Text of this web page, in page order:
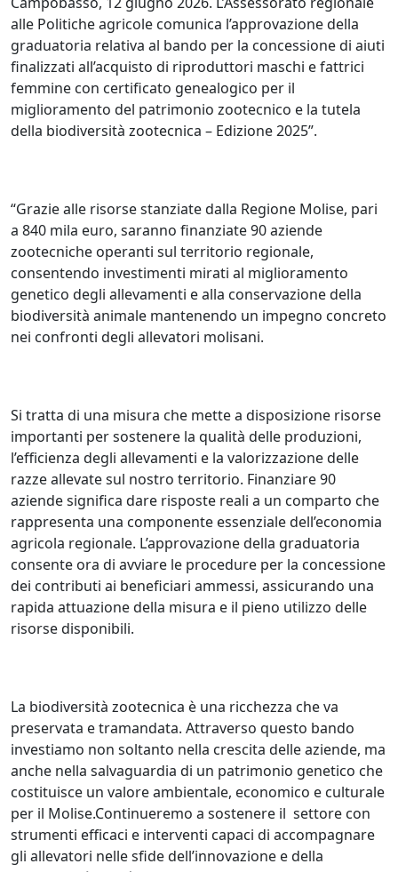
alle Politiche agricole comunica l’approvazione della
graduatoria relativa al bando per la concessione di aiuti
finalizzati all’acquisto di riproduttori maschi e fattrici
femmine con certificato genealogico per il
miglioramento del patrimonio zootecnico e la tutela
della biodiversità zootecnica – Edizione 2025”.
“Grazie alle risorse stanziate dalla Regione Molise, pari
a 840 mila euro, saranno finanziate 90 aziende
zootecniche operanti sul territorio regionale,
consentendo investimenti mirati al miglioramento
genetico degli allevamenti e alla conservazione della
biodiversità animale mantenendo un impegno concreto
nei confronti degli allevatori molisani.
Si tratta di una misura che mette a disposizione risorse
importanti per sostenere la qualità delle produzioni,
l’efficienza degli allevamenti e la valorizzazione delle
razze allevate sul nostro territorio. Finanziare 90
aziende significa dare risposte reali a un comparto che
rappresenta una componente essenziale dell’economia
agricola regionale. L’approvazione della graduatoria
consente ora di avviare le procedure per la concessione
dei contributi ai beneficiari ammessi, assicurando una
rapida attuazione della misura e il pieno utilizzo delle
risorse disponibili.
La biodiversità zootecnica è una ricchezza che va
preservata e tramandata. Attraverso questo bando
investiamo non soltanto nella crescita delle aziende, ma
anche nella salvaguardia di un patrimonio genetico che
costituisce un valore ambientale, economico e culturale
per il Molise.Continueremo a sostenere il settore con
strumenti efficaci e interventi capaci di accompagnare
gli allevatori nelle sfide dell’innovazione e della